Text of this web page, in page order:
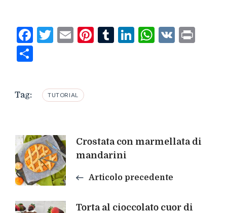
Facebook
Twitter
EmailPinterest
Tumblr
LinkedIn
VK
Tag: TUTORIAL
Navigazione
articoli
Crostata con marmellata di
mandarini
Articolo precedente
Torta al cioccolato cuor di